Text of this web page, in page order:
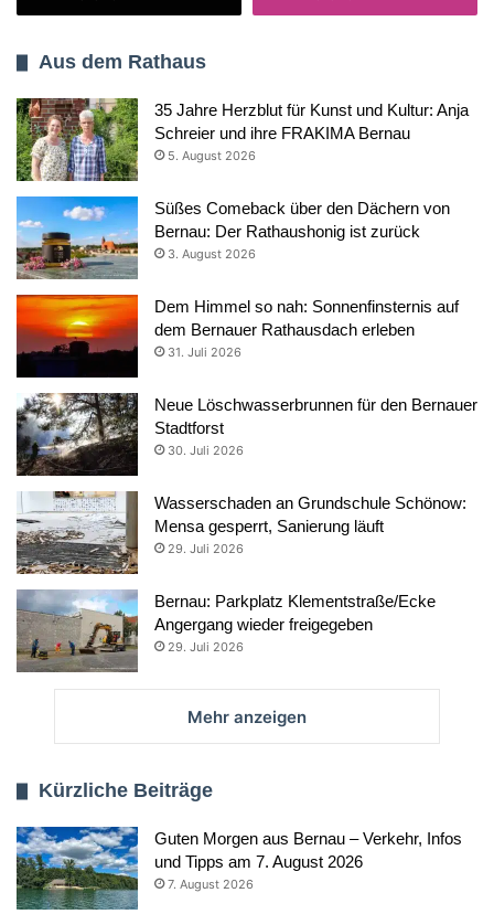
Aus dem Rathaus
35 Jahre Herzblut für Kunst und Kultur: Anja
Schreier und ihre FRAKIMA Bernau
5. August 2026
Süßes Comeback über den Dächern von
Bernau: Der Rathaushonig ist zurück
3. August 2026
Dem Himmel so nah: Sonnenfinsternis auf
dem Bernauer Rathausdach erleben
31. Juli 2026
Neue Löschwasserbrunnen für den Bernauer
Stadtforst
30. Juli 2026
Wasserschaden an Grundschule Schönow:
Mensa gesperrt, Sanierung läuft
29. Juli 2026
Bernau: Parkplatz Klementstraße/Ecke
Angergang wieder freigegeben
29. Juli 2026
Mehr anzeigen
Kürzliche Beiträge
Guten Morgen aus Bernau – Verkehr, Infos
und Tipps am 7. August 2026
7. August 2026